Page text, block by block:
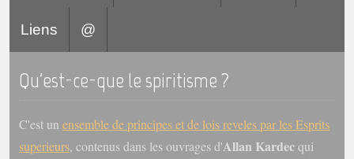
Liens @
Qu'est-ce-que le spiritisme ?
C'est un ensemble de principes et de lois reveles par les Esprits
superieurs, contenus dans les ouvrages d'Allan Kardecqui